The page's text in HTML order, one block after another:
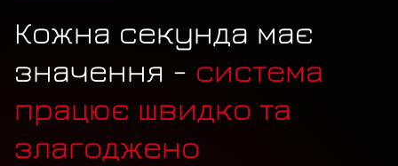
Кожна секунда має
значення - система
працює швидко та
злагоджено